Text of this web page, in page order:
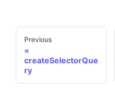
Previous
createSelectorQue
ry